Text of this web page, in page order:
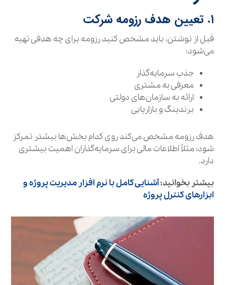
۱. تعیین هدف رزومه شرکت
قبل از نوشتن، باید مشخص کنید رزومه برای چه هدفی تهیه
می‌شود:
جذب سرمایه‌گذار
معرفی به مشتری
ارائه به سازمان‌های دولتی
برندینگ و بازاریابی
هدف رزومه مشخص می‌کند روی کدام بخش‌ها بیشتر تمرکز
شود؛ مثلاً اطلاعات مالی برای سرمایه‌گذاران اهمیت بیشتری
دارد.
بیشتر بخوانید:آشنایی کامل با نرم‌ افزار مدیریت پروژه و
ابزارهای کنترل پروژه